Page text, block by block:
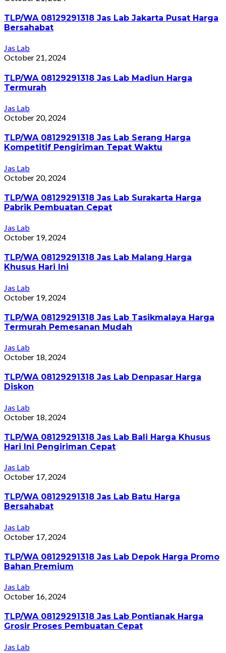
TLP/WA 08129291318 Jas Lab Jakarta Pusat Harga
Bersahabat
Jas Lab
October 21, 2024
TLP/WA 08129291318 Jas Lab Madiun Harga
Termurah
Jas Lab
October 20, 2024
TLP/WA 08129291318 Jas Lab Serang Harga
Kompetitif Pengiriman Tepat Waktu
Jas Lab
October 20, 2024
TLP/WA 08129291318 Jas Lab Surakarta Harga
Pabrik Pembuatan Cepat
Jas Lab
October 19, 2024
TLP/WA 08129291318 Jas Lab Malang Harga
Khusus Hari Ini
Jas Lab
October 19, 2024
TLP/WA 08129291318 Jas Lab Tasikmalaya Harga
Termurah Pemesanan Mudah
Jas Lab
October 18, 2024
TLP/WA 08129291318 Jas Lab Denpasar Harga
Diskon
Jas Lab
October 18, 2024
TLP/WA 08129291318 Jas Lab Bali Harga Khusus
Hari Ini Pengiriman Cepat
Jas Lab
October 17, 2024
TLP/WA 08129291318 Jas Lab Batu Harga
Bersahabat
Jas Lab
October 17, 2024
TLP/WA 08129291318 Jas Lab Depok Harga Promo
Bahan Premium
Jas Lab
October 16, 2024
TLP/WA 08129291318 Jas Lab Pontianak Harga
Grosir Proses Pembuatan Cepat
Jas Lab